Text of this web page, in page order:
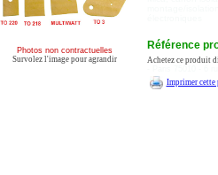
Photos non contractuelles
Survolez l'image pour agrandir
Référence
Achetez ce produit
Imprimer cette